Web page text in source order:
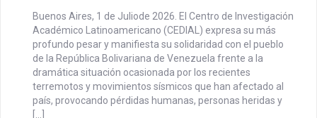
DOCUMENTO CEDIAL |
Solidaridad con Venezuela por
su tragedia sísmica.
julio 1, 2026 CEDIAL